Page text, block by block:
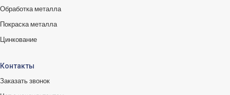
Обработка металла
Покраска металла
Цинкование
Контакты
Заказать звонок